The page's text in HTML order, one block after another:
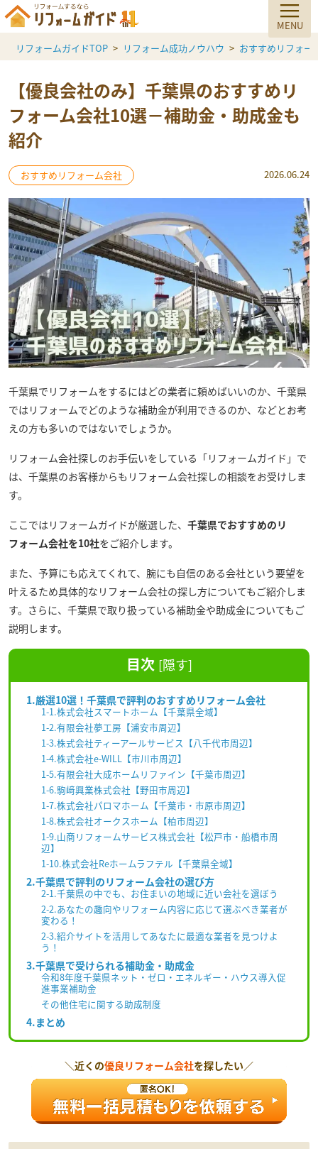
リフォームガイドTOP リフォーム成功ノウハウ おすすめリフォー
【優良会社のみ】千葉県のおすすめリ
フォーム会社10選－補助金・助成金も
紹介
おすすめリフォーム会社 2026.06.24
千葉県でリフォームをするにはどの業者に頼めばいいのか、千葉県
ではリフォームでどのような補助金が利用できるのか、などとお考
えの方も多いのではないでしょうか。
リフォーム会社探しのお手伝いをしている「リフォームガイド」で
は、千葉県のお客様からもリフォーム会社探しの相談をお受けしま
す。
ここではリフォームガイドが厳選した、 千葉県でおすすめのリ
フォーム会社を10社をご紹介します。
また、予算にも応えてくれて、腕にも自信のある会社という要望を
叶えるため具体的なリフォーム会社の探し方についてもご紹介しま
す。さらに、千葉県で取り扱っている補助金や助成金についてもご
説明します。
目次 [隠す]
1.厳選10選！千葉県で評判のおすすめリフォーム会社
1-1.株式会社スマートホーム【千葉県全域】
1-2.有限会社夢工房【浦安市周辺】
1-3.株式会社ティーアールサービス【八千代市周辺】
1-4.株式会社e-WILL【市川市周辺】
1-5.有限会社大成ホームリファイン【千葉市周辺】
1-6.駒﨑興業株式会社【野田市周辺】
1-7.株式会社パロマホーム【千葉市・市原市周辺】
1-8.株式会社オークスホーム【柏市周辺】
1-9.山商リフォームサービス株式会社【松戸市・船橋市周
辺】
1-10.株式会社Reホームラフテル【千葉県全域】
2.千葉県で評判のリフォーム会社の選び方
2-1.千葉県の中でも、お住まいの地域に近い会社を選ぼう
2-2.あなたの趣向やリフォーム内容に応じて選ぶべき業者が
変わる！
2-3.紹介サイトを活用してあなたに最適な業者を見つけよ
う！
3.千葉県で受けられる補助金・助成金
令和8年度千葉県ネット・ゼロ・エネルギー・ハウス導入促
進事業補助金
その他住宅に関する助成制度
4.まとめ
＼近くの優良リフォーム会社を探したい／